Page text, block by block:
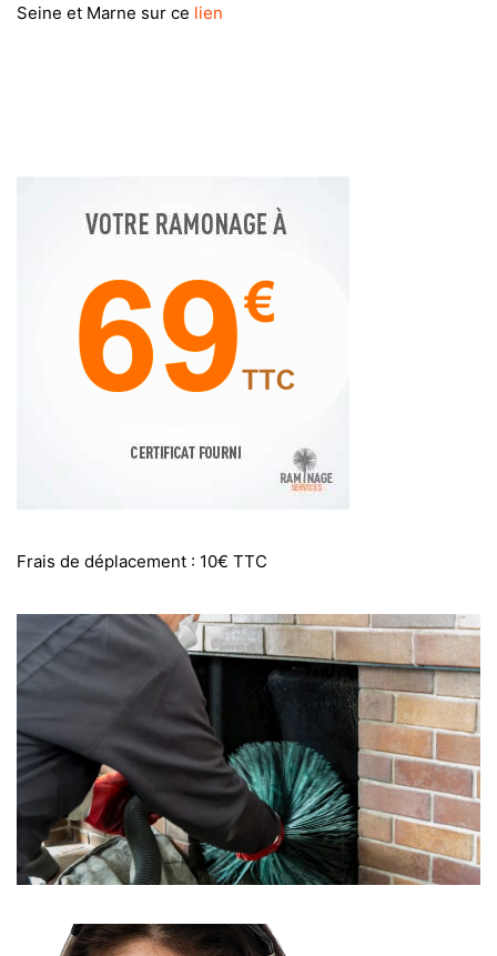
Seine et Marne sur ce lien
Frais de déplacement : 10€ TTC